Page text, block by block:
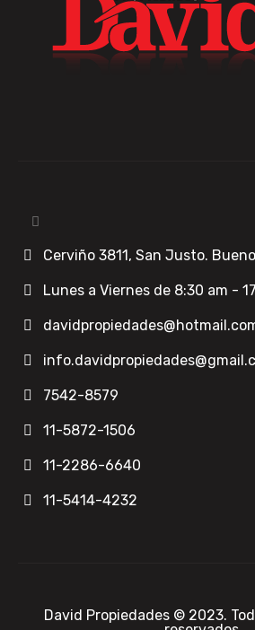
Cerviño 3811, San Justo.
Lunes a Viernes de 8:30 am -
7542-8579
11-5872-1506
11-2286-6640
11-5414-4232
David Propiedades © 2023.